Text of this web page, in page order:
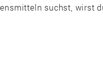
suchst, wirst